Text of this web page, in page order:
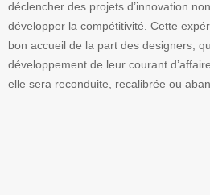
déclencher des projets d’innovation
développer la compétitivité. Cette
bon accueil de la part des designers,
développement de leur courant
elle sera reconduite, recalibrée ou